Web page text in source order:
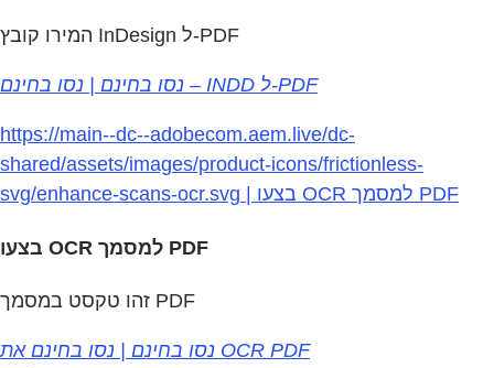
המירו קובץ InDesign ל‏-PDF
נסו בחינם | נסו בחינם – INDD ל‏-PDF
https://main--dc--adobecom.aem.live/dc-
shared/assets/images/product-icons/frictionless-
svg/enhance-scans-ocr.svg | בצעו OCR למסמך PDF
בצעו OCR למסמך PDF
זהו טקסט במסמך PDF
נסו בחינם | נסו בחינם את OCR PDF